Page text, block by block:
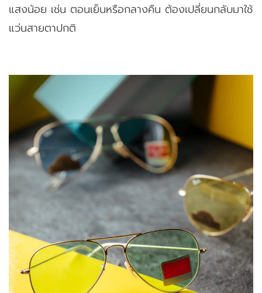
แสงน้อย เช่น ตอนเย็นหรือกลางคืน ต้องเปลี่ยนกลับมาใช้
แว่นสายตาปกติ